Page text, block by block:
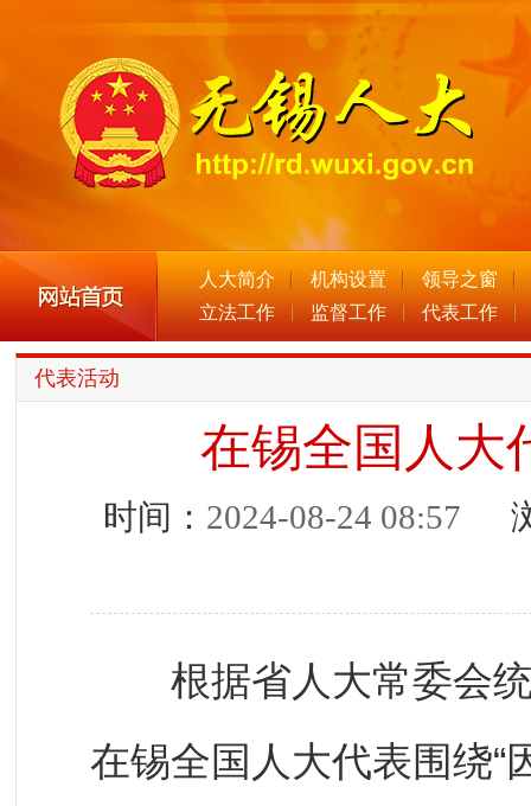
人大简介 机构设置
领导之窗
立法工作
监督工作 代表工作
代表活动
在锡全国人大
时间： 2024-08-24 08:57 浏
根据省人大常委会统
在锡全国人大代表围绕“